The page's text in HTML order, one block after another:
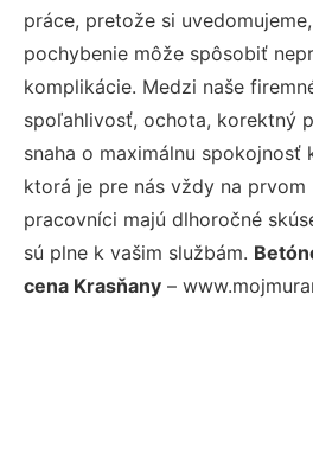
práce, pretože si
pochybenie môže spôsobiť
komplikácie. Medzi naše
spoľahlivosť, ochota, korektný
snaha o maximálnu spokojnosť
ktorá je pre nás vždy na prvom
pracovníci majú dlhoročné
sú plne k vašim službám.
cena Krasňany –